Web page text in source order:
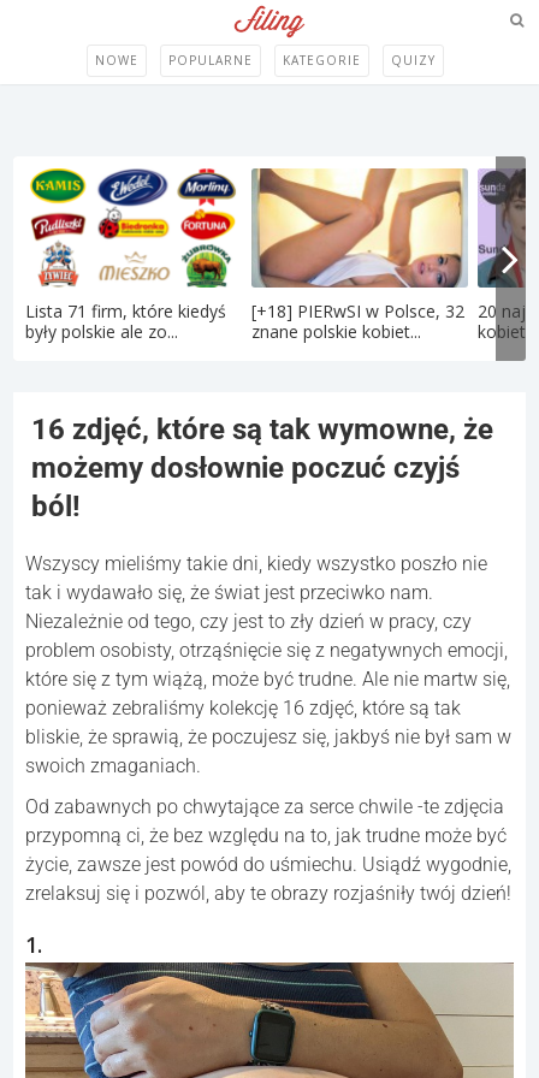
NOWE POPULARNE KATEGORIE QUIZY
Lista 71 firm, które kiedyś
były polskie ale zo...
[+18] PIERwSI w Polsce, 32
znane polskie kobiet...
20
kobiet
16 zdjęć, które są tak wymowne, że
możemy dosłownie poczuć czyjś
ból!
Wszyscy mieliśmy takie dni, kiedy wszystko poszło nie
tak i wydawało się, że świat jest przeciwko nam.
Niezależnie od tego, czy jest to zły dzień w pracy, czy
problem osobisty, otrząśnięcie się z negatywnych emocji,
które się z tym wiążą, może być trudne. Ale nie martw się,
ponieważ zebraliśmy kolekcję 16 zdjęć, które są tak
bliskie, że sprawią, że poczujesz się, jakbyś nie był sam w
swoich zmaganiach.
Od zabawnych po chwytające za serce chwile -te zdjęcia
przypomną ci, że bez względu na to, jak trudne może być
życie, zawsze jest powód do uśmiechu. Usiądź wygodnie,
zrelaksuj się i pozwól, aby te obrazy rozjaśniły twój dzień!
1.